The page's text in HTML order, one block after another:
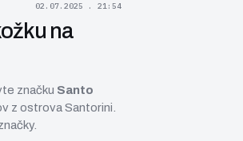
02.07.2025 . 21:54
na
značku Santo
z ostrova Santorini.